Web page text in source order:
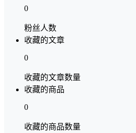
0
粉丝人数
收藏的文章
0
收藏的文章数量
收藏的商品
0
收藏的商品数量